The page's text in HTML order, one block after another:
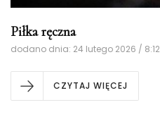
Piłka ręczna
dodano dnia: 24 lutego 2026 / 8:12
CZYTAJ WIĘCEJ